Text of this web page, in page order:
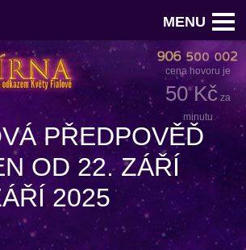
MENU
cena hovoru je
50 Kč za
minutu
PŘEDPOVĚĎ
OD 22. ZÁŘÍ
2025